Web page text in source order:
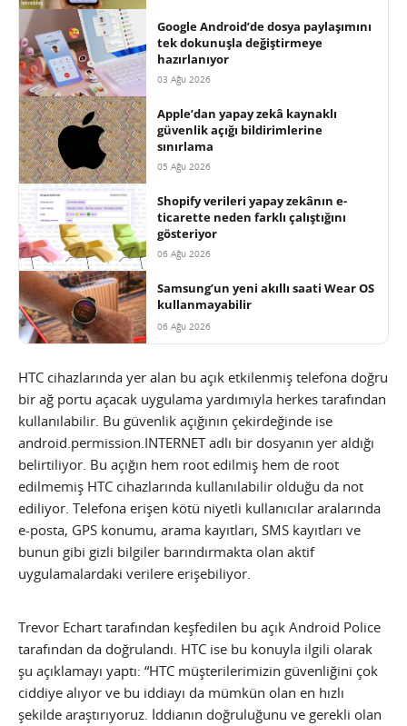
Google Android’de dosya paylaşımını
tek dokunuşla değiştirmeye
hazırlanıyor
03 Ağu 2026
Apple’dan yapay zekâ kaynaklı
güvenlik açığı bildirimlerine
sınırlama
05 Ağu 2026
Shopify verileri yapay zekânın e-
ticarette neden farklı çalıştığını
gösteriyor
06 Ağu 2026
Samsung’un yeni akıllı saati Wear OS
kullanmayabilir
06 Ağu 2026
HTC cihazlarında yer alan bu açık etkilenmiş telefona doğru
bir ağ portu açacak uygulama yardımıyla herkes tarafından
kullanılabilir. Bu güvenlik açığının çekirdeğinde ise
android.permission.INTERNET adlı bir dosyanın yer aldığı
belirtiliyor. Bu açığın hem root edilmiş hem de root
edilmemiş HTC cihazlarında kullanılabilir olduğu da not
ediliyor. Telefona erişen kötü niyetli kullanıcılar aralarında
e-posta, GPS konumu, arama kayıtları, SMS kayıtları ve
bunun gibi gizli bilgiler barındırmakta olan aktif
uygulamalardaki verilere erişebiliyor.
Trevor Echart tarafından keşfedilen bu açık Android Police
tarafından da doğrulandı. HTC ise bu konuyla ilgili olarak
şu açıklamayı yaptı: “HTC müşterilerimizin güvenliğini çok
ciddiye alıyor ve bu iddiayı da mümkün olan en hızlı
şekilde araştırıyoruz. İddianın doğruluğunu ve gerekli olan